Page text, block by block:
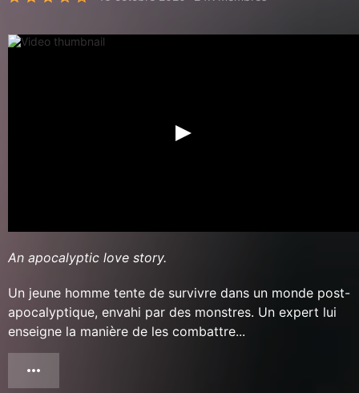
An apocalyptic love story.
Un jeune homme tente de survivre dans un monde post-
apocalyptique, envahi par des monstres. Un expert lui
enseigne la manière de les combattre...